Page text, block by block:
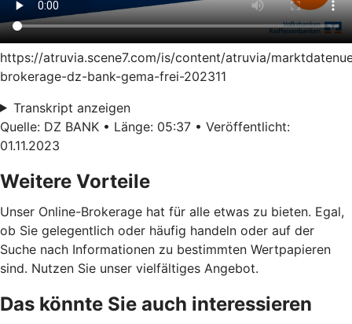
https://atruvia.scene7.com/is/content/atruvia/
brokerage-dz-bank-gema-frei-202311
Transkript anzeigen
Quelle: DZ BANK • Länge: 05:37 • Veröffentlicht:
01.11.2023
Weitere Vorteile
Unser Online-Brokerage hat für alle etwas zu bieten. Egal,
ob Sie gelegentlich oder häufig handeln oder auf der
Suche nach Informationen zu bestimmten Wertpapieren
sind. Nutzen Sie unser vielfältiges Angebot.
Das könnte Sie auch interessieren